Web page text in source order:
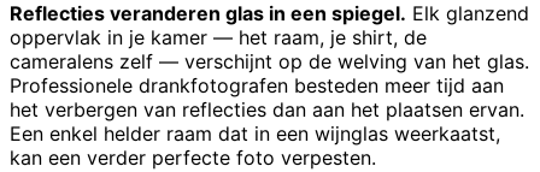
Reflecties veranderen glas in een spiegel. Elk glanzend
oppervlak in je kamer — het raam, je shirt, de
cameralens zelf — verschijnt op de welving van het glas.
Professionele drankfotografen besteden meer tijd aan
het verbergen van reflecties dan aan het plaatsen ervan.
Een enkel helder raam dat in een wijnglas weerkaatst,
kan een verder perfecte foto verpesten.